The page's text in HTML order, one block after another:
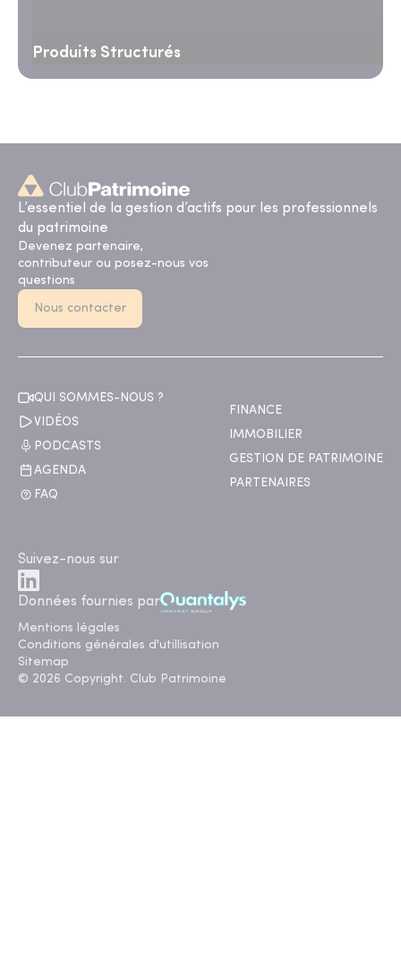
Produits Structurés
L’essentiel de la gestion d’actifs pour les professionnels
du patrimoine
Devenez partenaire,
contributeur ou posez-nous vos
questions
Nous contacter
QUI SOMMES-NOUS ?
VIDÉOS
PODCASTS
AGENDA
FAQ
FINANCE
IMMOBILIER
GESTION DE PATRIMOINE
PARTENAIRES
Suivez-nous sur
Données fournies par
Mentions légales
Conditions générales d'utillisation
Sitemap
© 2026 Copyright. Club Patrimoine